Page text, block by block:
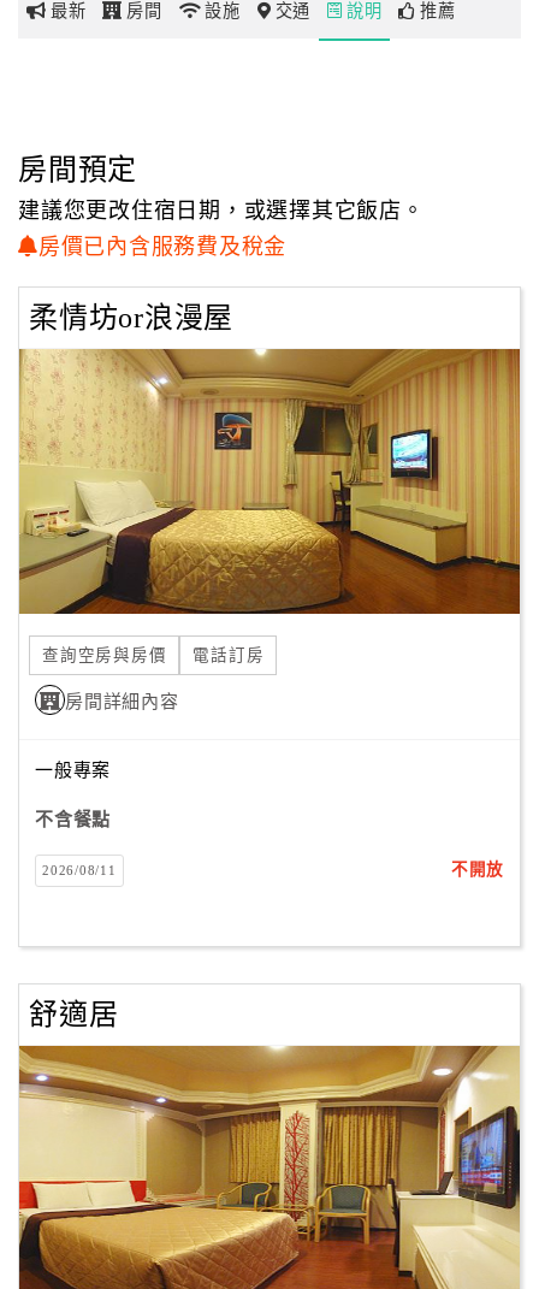
玩
地
圖
顧
務
顧
客
滿
度
訂
單
管
理
員
戶
客
服
聯
單
線
上
客
服
最新 房間 設施 交通 說明 推薦
房間預定
建議您更改住宿日期，或選擇其它飯店。
房價已內含服務費及稅金
柔情坊or浪漫屋
查詢空房與房價 電話訂房
房間詳細內容
一般專案
不含餐點
2026/08/11 不開放
舒適居